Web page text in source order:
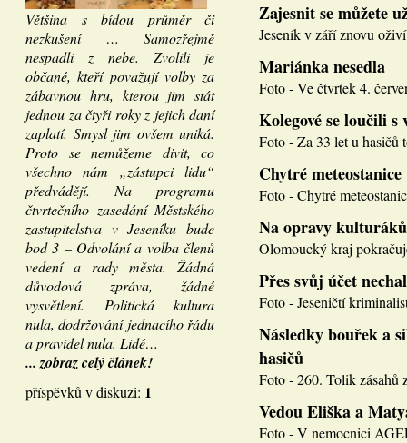
Většina s bídou průměr či
nezkušení … Samozřejmě
nespadli z nebe. Zvolili je
občané, kteří považují volby za
zábavnou hru, kterou jim stát
jednou za čtyři roky z jejich daní
zaplatí. Smysl jim ovšem uniká.
Proto se nemůžeme divit, co
všechno nám „zástupci lidu“
předvádějí. Na programu
čtvrtečního zasedání Městského
zastupitelstva v Jeseníku bude
bod 3 – Odvolání a volba členů
vedení a rady města. Žádná
důvodová zpráva, žádné
vysvětlení. Politická kultura
nula, dodržování jednacího řádu
a pravidel nula. Lidé…
... zobraz celý článek!
příspěvků v diskuzi: 1
Zajesnit se můžete
Jeseník v září znovu
Mariánka nesedla
Foto - Ve čtvrtek 4.
Kolegové se loučili s
Foto - Za 33 let u hasičů
Chytré meteostanice
Foto - Chytré
Na opravy
Olomoucký kraj
Přes svůj účet
Foto - Jeseničtí
Následky bouřek a
hasičů
Foto - 260. Tolik zásahů
Vedou Eliška a
Foto - V nemocnici